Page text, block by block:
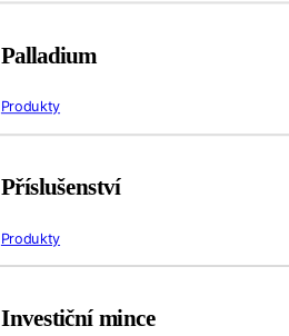
Palladium
Produkty
Příslušenství
Produkty
Investiční mince